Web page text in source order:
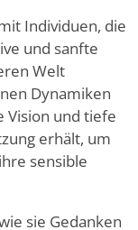
Individuen, die
und sanfte
Welt
Dynamiken
Vision und tiefe
erhält, um
sensible
sie Gedanken